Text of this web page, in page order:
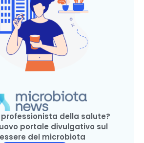
professionista della salute?
portale divulgativo sul
del microbiota